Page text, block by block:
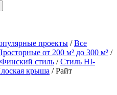
проекты /Все
от 200 м² до 300 м² /
Финский стиль /Стиль HI-
крыша /Райт